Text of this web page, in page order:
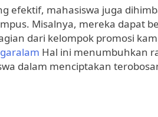
efektif, mahasiswa juga
Misalnya, mereka dapat
dari kelompok promosi
Hal ini menumbuhkan
dalam menciptakan